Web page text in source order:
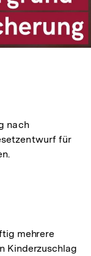
nach
für
mehrere
Kinderzuschlag